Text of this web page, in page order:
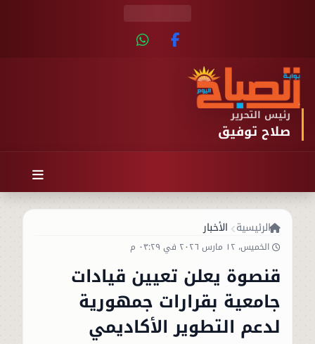
رئيس التحرير
صلاح توفيق
الرئيسية الأخبار
الخميس، ١٢ مارس ٢٠٢٦ في ٠٣:٢٩ م
قنصوة يعلن تعيين قيادات
جامعية بقرارات جمهورية
لدعم التطوير الأكاديمي